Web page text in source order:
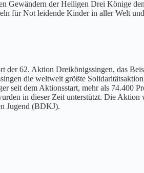
Gewändern der Heiligen Drei Könige
für Not leidende Kinder in aller Welt
der 62. Aktion Dreikönigssingen, das
die weltweit größte
seit dem Aktionsstart, mehr als 74.400
in dieser Zeit unterstützt. Die Aktion
Jugend (BDKJ).